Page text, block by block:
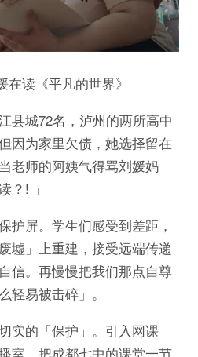
在读《平凡的世界》
城72名，泸州的两所高中
因为家里欠债，她选择留在
老师的阿姨气得骂刘媛妈
？! 」
屏。学生们感受到差距，
墟」上重建，接受远端传递
信。再慢慢把我们那点自尊
轻易被击碎」。
的「保护」。引入网课
室，把成都七中的课堂一节